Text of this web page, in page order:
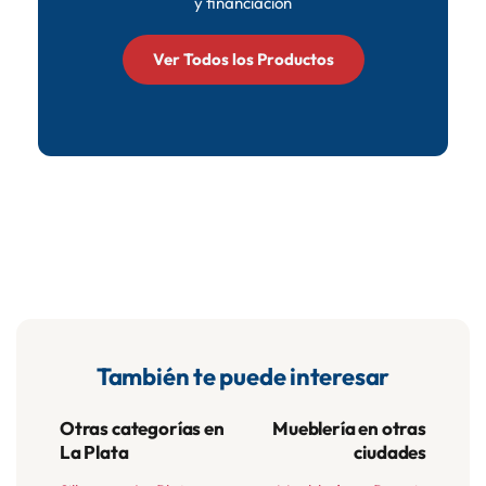
Ver Todos los Productos
También te puede interesar
Otras categorías en
La Plata
Mueblería en otras
ciudades